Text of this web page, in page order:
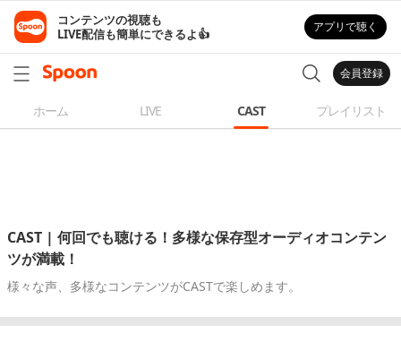
コンテンツの視聴も
LIVE配信も簡単にできるよ👍
アプリで聴く
会員登録
ホーム LIVE CAST プレイリスト
CAST | 何回でも聴ける！多様な保存型オーディオコンテン
ツが満載！
様々な声、多様なコンテンツがCASTで楽しめます。